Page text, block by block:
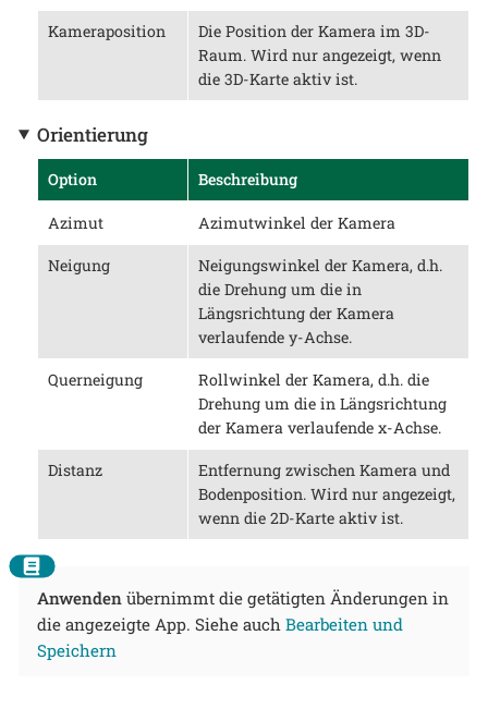
Kameraposition
Die Position der Kamera im 3D-
Raum. Wird nur angezeigt, wenn
die 3D-Karte aktiv ist.
Orientierung
Option Beschreibung
Azimut Azimutwinkel der Kamera
Neigung
Neigungswinkel der Kamera, d.h.
die Drehung um die in
Längsrichtung der Kamera
verlaufende y-Achse.
Querneigung
Rollwinkel der Kamera, d.h. die
Drehung um die in Längsrichtung
der Kamera verlaufende x-Achse.
Distanz
Entfernung zwischen Kamera und
Bodenposition. Wird nur angezeigt,
wenn die 2D-Karte aktiv ist.
Anwenden übernimmt die getätigten Änderungen in
die angezeigte App. Siehe auch Bearbeiten und
Speichern